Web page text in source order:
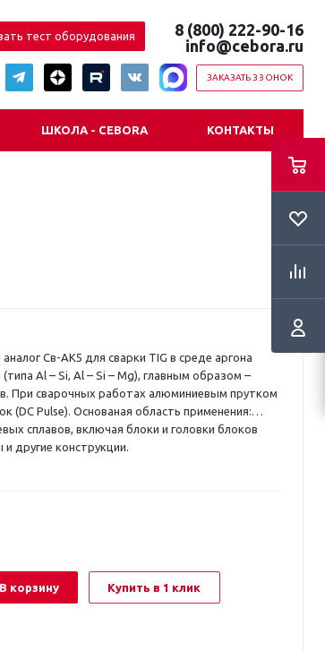
тест оборудования
8 (800) 222-90-16
info@cebora.ru
ЗАКАЗАТЬ ЗВОНОК
ШКОЛА - CEBORA КОНТАКТЫ
Св-АК5 для сварки TIG в среде аргона
Al – Si, Al – Si – Mg), главным образом –
При сварочных работах алюминиевым прутком
(DC Pulse). Основаная область применения:
сплавов, включая блоки и головки блоков
другие конструкции.
В корзину Купить в 1 клик